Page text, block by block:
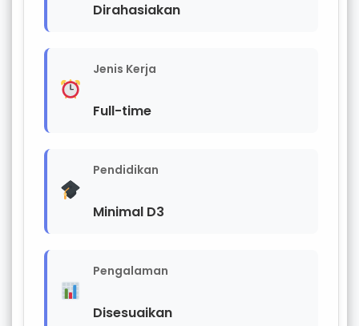
Dirahasiakan
Jenis Kerja
Full-time
Pendidikan
Minimal D3
Pengalaman
Disesuaikan